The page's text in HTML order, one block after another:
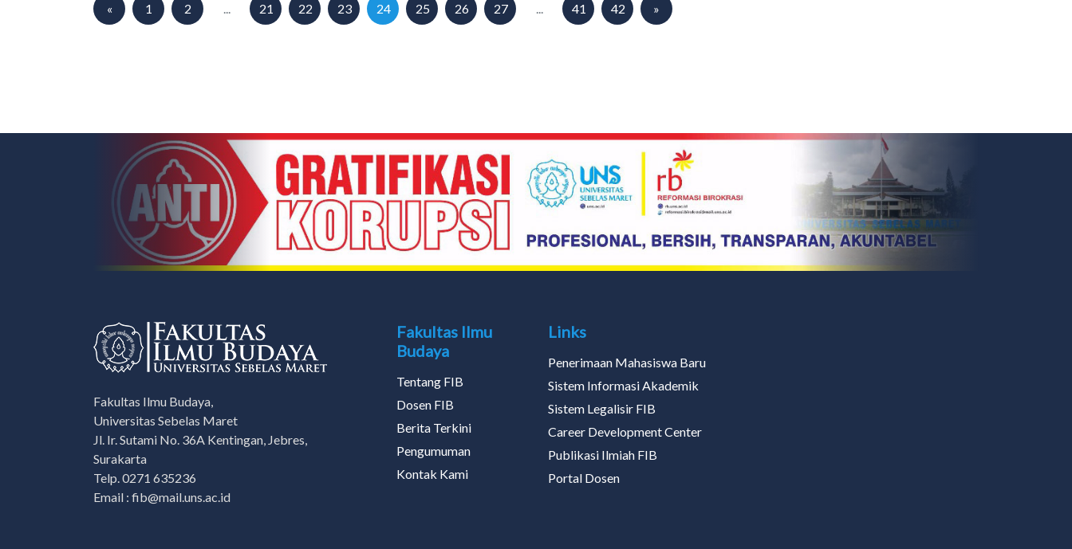
« 1 2 ... 21 22 23 24 25 26 27 ... 41 42 »
Fakultas Ilmu Budaya,
Universitas Sebelas Maret
Jl. Ir. Sutami No. 36A Kentingan, Jebres,
Surakarta
Telp. 0271 635236
Email : fib@mail.uns.ac.id
Fakultas Ilmu
Budaya
Tentang FIB
Dosen FIB
Berita Terkini
Pengumuman
Kontak Kami
Links
Penerimaan Mahasiswa Baru
Sistem Informasi Akademik
Sistem Legalisir FIB
Career Development Center
Publikasi Ilmiah FIB
Portal Dosen